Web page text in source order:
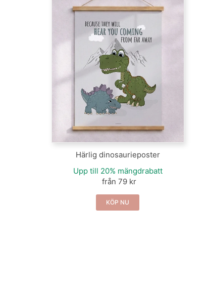
Härlig dinosaurieposter
Upp till 20% mängdrabatt
från 79 kr
KÖP NU